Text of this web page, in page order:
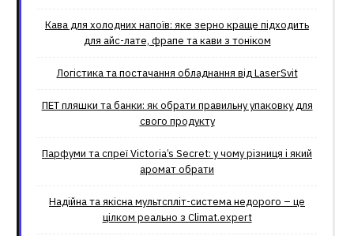
Кава для холодних напоїв: яке зерно краще підходить
для айс-лате, фрапе та кави з тоніком
Логістика та постачання обладнання від LaserSvit
ПЕТ пляшки та банки: як обрати правильну упаковку для
свого продукту
Парфуми та спреї Victoria’s Secret: у чому різниця і який
аромат обрати
Надійна та якісна мультспліт-система недорого – це
цілком реально з Climat.еxpert